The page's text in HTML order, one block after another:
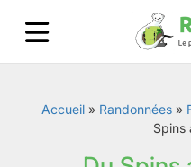
Accueil » Randonnées »
Spins